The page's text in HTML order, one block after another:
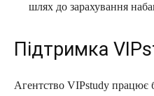
шлях до зарахування
Підтримка
Агентство VIPstudy працює